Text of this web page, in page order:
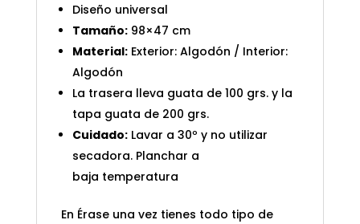
Diseño universal
Tamaño:98×47 cm
Material:Exterior: Algodón / Interior:
Algodón
La trasera lleva guata de 100 grs. y la
tapa guata de 200 grs.
Cuidado:Lavar a 30º y no utilizar
secadora. Planchar a
baja temperatura
En Érase una vez tienes todo tipo de